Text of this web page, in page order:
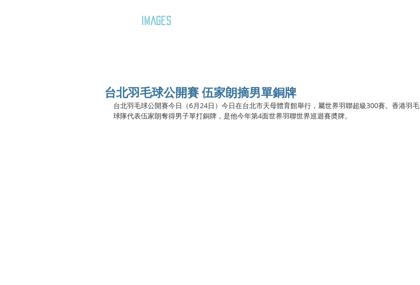
IMAGES
台北羽毛球公開賽 伍家朗摘男單銅牌
台北羽毛球公開賽今日（6月24日）今日在台北市天母體育館舉行，屬世界羽聯超級300賽。香港羽毛
球隊代表伍家朗奪得男子單打銅牌，是他今年第4面世界羽聯世界巡迴賽奬牌。